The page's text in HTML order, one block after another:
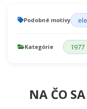
Podobné motívy
Kategórie 1977
NA ČO